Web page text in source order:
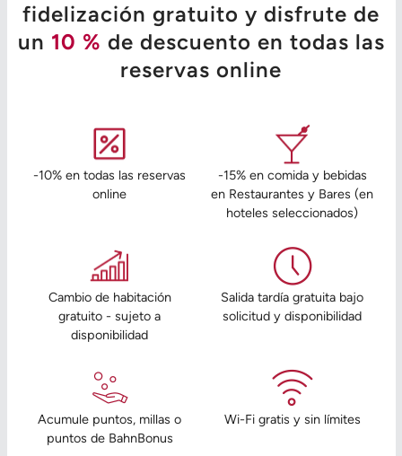
fidelización gratuito y disfrute de
un 10 % de descuento en todas las
reservas online
-10% en todas las reservas
online
-15% en comida y bebidas
en Restaurantes y Bares (en
hoteles seleccionados)
Cambio de habitación
gratuito - sujeto a
disponibilidad
Salida tardía gratuita bajo
solicitud y disponibilidad
Acumule puntos, millas o
puntos de BahnBonus
Wi-Fi gratis y sin límites